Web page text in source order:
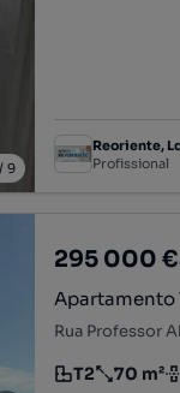
9
Reoriente,
Profissional
295 000 €
Apartamento
Rua Professor
Tipologia
T2
Preço por70 m²
Andar